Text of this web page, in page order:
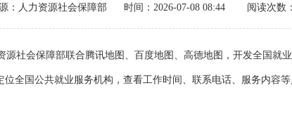
：人力资源社会保障部 时间：2026-07-08 08:44 阅读次数：
社会保障部联合腾讯地图、百度地图、高德地图，开发全国就
全国公共就业服务机构，查看工作时间、联系电话、服务内容